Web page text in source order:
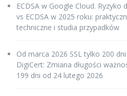
ECDSA w Google Cloud. Ryzyko
vs ECDSA w 2025 roku:
techniczne i studia przypadków
Od marca 2026 SSL tylko 200
DigiCert: Zmiana długości
199 dni od 24 lutego 2026